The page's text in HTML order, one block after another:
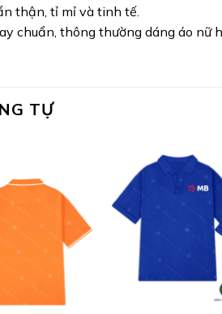
thận, tỉ mỉ và tinh tế.
chuẩn, thông thường dáng áo nữ
TỰ